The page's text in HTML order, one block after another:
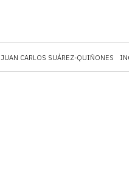
JUAN CARLOS SUÁREZ-QUIÑONES